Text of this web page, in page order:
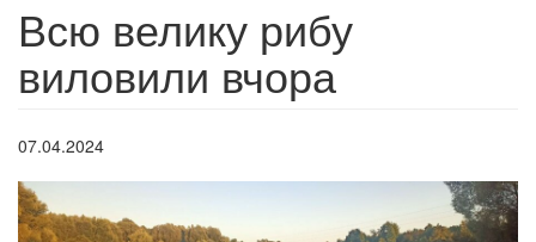
Всю велику рибу
виловили вчора
07.04.2024